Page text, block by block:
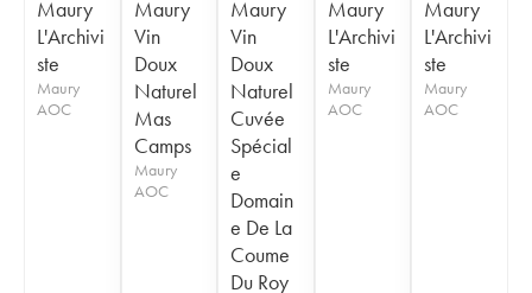
Maury
L'Archivi
ste
Maury
AOC
Maury
Vin
Doux
Naturel
Mas
Camps
Maury
AOC
Maury
Vin
Doux
Naturel
Cuvée
Spécial
e
Domain
e De La
Coume
Du Roy
Maury
L'Archivi
ste
Maury
AOC
Maury
L'Archivi
ste
Maury
AOC